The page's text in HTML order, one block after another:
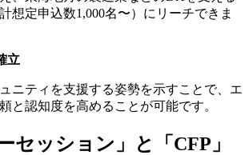
想定申込数1,000名〜）にリーチできま
立
ニティを支援する姿勢を示すことで、エ
と認知度を高めることが可能です。
セッション」と「CFP」